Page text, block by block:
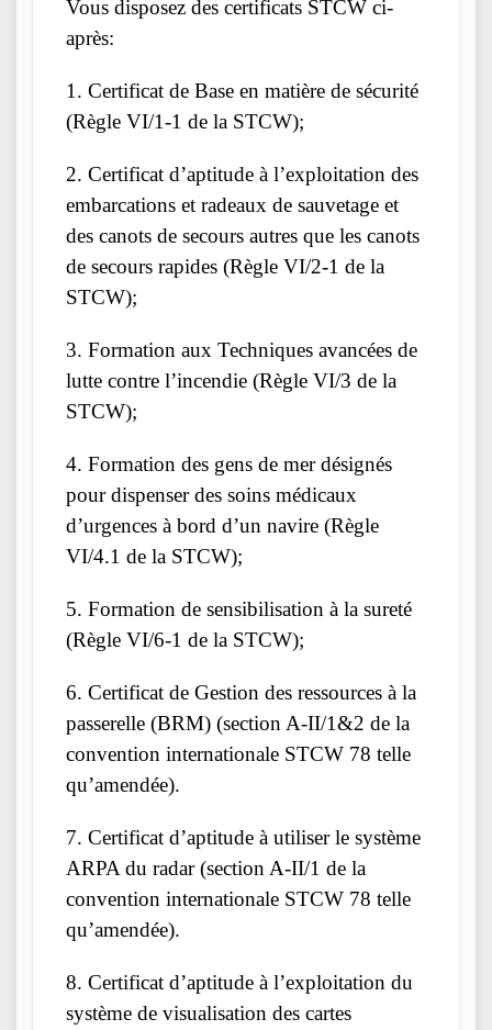
Vous disposez des certificats STCW ci-
après:
1. Certificat de Base en matière de sécurité
(Règle VI/1-1 de la STCW);
2. Certificat d’aptitude à l’exploitation des
embarcations et radeaux de sauvetage et
des canots de secours autres que les canots
de secours rapides (Règle VI/2-1 de la
STCW);
3. Formation aux Techniques avancées de
lutte contre l’incendie (Règle VI/3 de la
STCW);
4. Formation des gens de mer désignés
pour dispenser des soins médicaux
d’urgences à bord d’un navire (Règle
VI/4.1 de la STCW);
5. Formation de sensibilisation à la sureté
(Règle VI/6-1 de la STCW);
6. Certificat de Gestion des ressources à la
passerelle (BRM) (section A-II/1&2 de la
convention internationale STCW 78 telle
qu’amendée).
7. Certificat d’aptitude à utiliser le système
ARPA du radar (section A-II/1 de la
convention internationale STCW 78 telle
qu’amendée).
8. Certificat d’aptitude à l’exploitation du
système de visualisation des cartes